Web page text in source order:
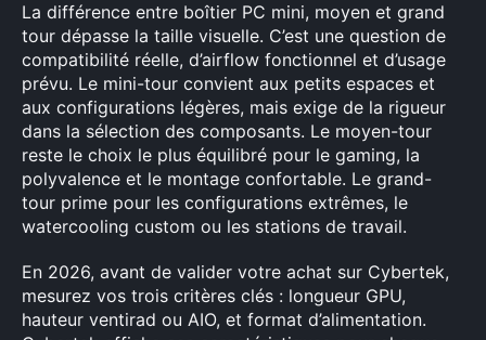
La différence entre boîtier PC mini, moyen et grand
tour dépasse la taille visuelle. C’est une question de
compatibilité réelle, d’airflow fonctionnel et d’usage
prévu. Le mini-tour convient aux petits espaces et
aux configurations légères, mais exige de la rigueur
dans la sélection des composants. Le moyen-tour
reste le choix le plus équilibré pour le gaming, la
polyvalence et le montage confortable. Le grand-
tour prime pour les configurations extrêmes, le
watercooling custom ou les stations de travail.
En 2026, avant de valider votre achat sur Cybertek,
mesurez vos trois critères clés : longueur GPU,
hauteur ventirad ou AIO, et format d’alimentation.